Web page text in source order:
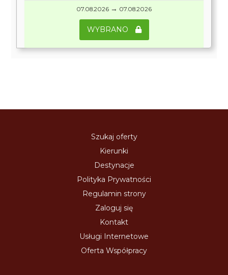
07.08.2026 → 07.08.2026
WYBRANO
Szukaj oferty
Kierunki
Destynacje
Polityka Prywatności
Regulamin strony
Zaloguj się
Kontakt
Usługi Internetowe
Oferta Współpracy